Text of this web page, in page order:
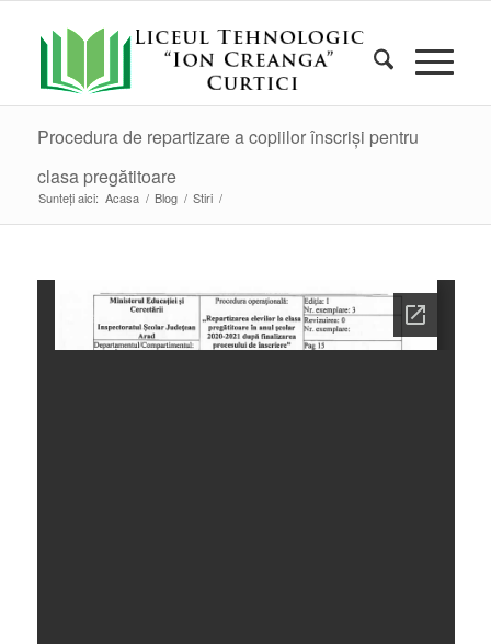
Procedura de repartizare a copiilor înscriși pentru
clasa pregătitoare
Sunteți aici: Acasa / Blog / Stiri /